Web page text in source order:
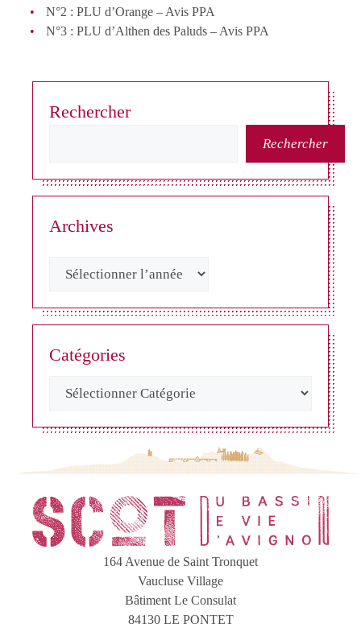
N°2 : PLU d’Orange – Avis PPA
N°3 : PLU d’Althen des Paluds – Avis PPA
Rechercher
Rechercher
Archives
Catégories
164 Avenue de Saint Tronquet
Vaucluse Village
Bâtiment Le Consulat
84130 LE PONTET